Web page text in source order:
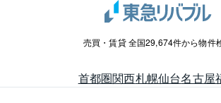
売買・賃貸 全国29,674件から物件
首都圏関西札幌仙台名古屋